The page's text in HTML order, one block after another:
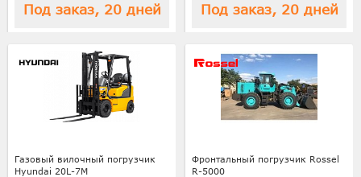
Под заказ, 20 дней Под заказ, 20 дней
Газовый вилочный погрузчик
Hyundai 20L-7M
Фронтальный погрузчик Rossel
R-5000